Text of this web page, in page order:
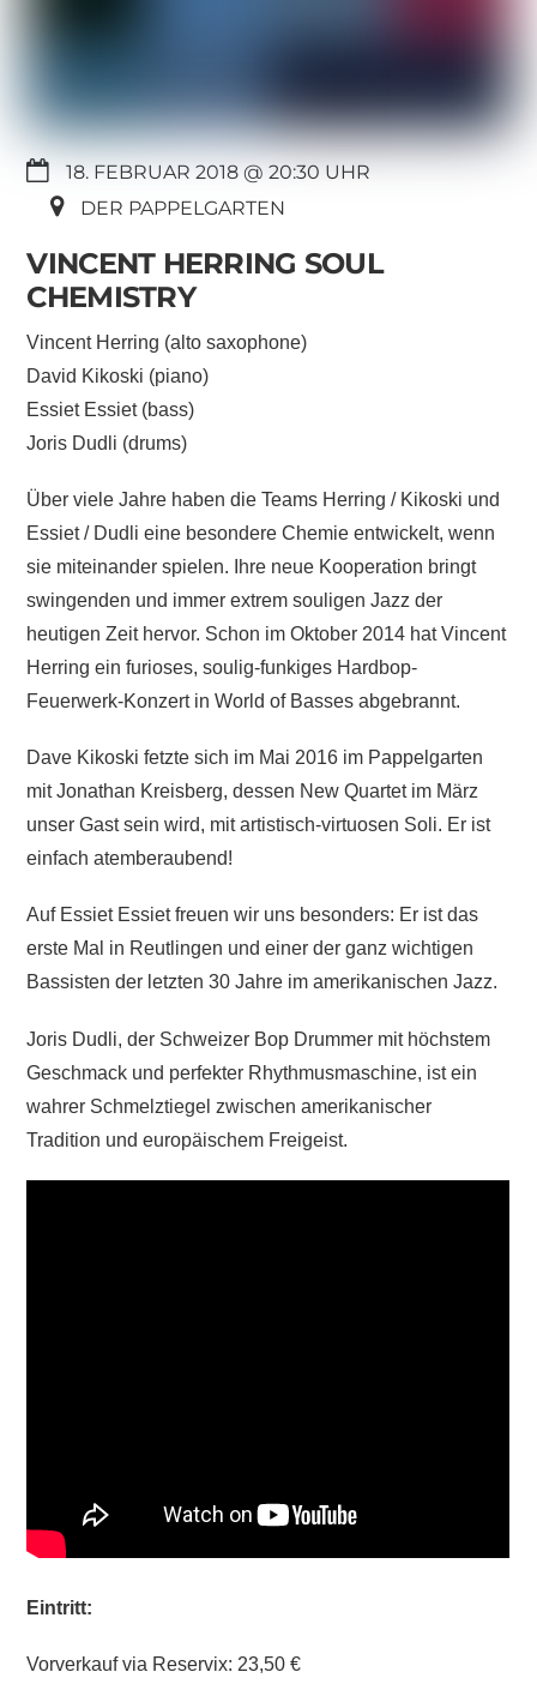
18. FEBRUAR 2018 @ 20:30
DER PAPPELGARTEN
VINCENT HERRING SOUL
CHEMISTRY
Vincent Herring (alto saxophone)
David Kikoski (piano)
Essiet Essiet (bass)
Joris Dudli (drums)
Über viele Jahre haben die Teams Herring / Kikoski und
Essiet / Dudli eine besondere Chemie entwickelt, wenn
sie miteinander spielen. Ihre neue Kooperation bringt
swingenden und immer extrem souligen Jazz der
heutigen Zeit hervor. Schon im Oktober 2014 hat Vincent
Herring ein furioses, soulig-funkiges Hardbop-
Feuerwerk-Konzert in World of Basses abgebrannt.
Dave Kikoski fetzte sich im Mai 2016 im Pappelgarten
mit Jonathan Kreisberg, dessen New Quartet im März
unser Gast sein wird, mit artistisch-virtuosen Soli. Er ist
einfach atemberaubend!
Auf Essiet Essiet freuen wir uns besonders: Er ist das
erste Mal in Reutlingen und einer der ganz wichtigen
Bassisten der letzten 30 Jahre im amerikanischen Jazz.
Joris Dudli, der Schweizer Bop Drummer mit höchstem
Geschmack und perfekter Rhythmusmaschine, ist ein
wahrer Schmelztiegel zwischen amerikanischer
Tradition und europäischem Freigeist.
Eintritt:
Vorverkauf via Reservix: 23,50 €